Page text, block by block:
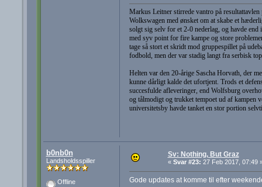
Markus Leitner stirrede vantro på
Wolkswagen med ønsket om at skabe et
solgt sig selv for et 2-0 nederlag, og havde
med syv point for fire kampe og store
tage så stort et skridt mod gruppespillet på
fodbold, men der var stadig langt fra serbisk
Helten var den 20-årige Sascha Horvath, der
kunne dårligt kalde det ufortjent. Trods et
succesfulde afleveringer, end Wolfsburg
og tålmodigt og trukket tempoet ud af kampen
universitetsby havde tanket en stor portion
b0nb0n
Landsholdsspiller
Offline
Sv: Nothing, But Graz
« Svar #23: 27 Feb 2017, 07:49
Gode updates at komme til efter